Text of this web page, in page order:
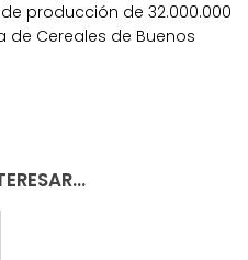
producción de 32.000.000
de Cereales de Buenos